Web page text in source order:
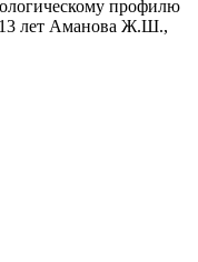
профилю
13 лет Аманова Ж.Ш.,